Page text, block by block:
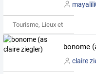
Tourisme, Lieux et Événements
claire